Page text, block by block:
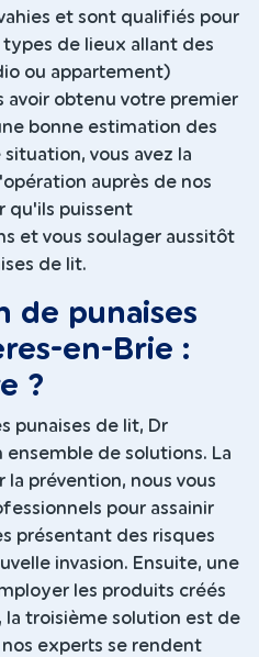
et sont qualifiés pour
de lieux allant des
ou appartement)
avoir obtenu votre premier
bonne estimation des
vous avez la
auprès de nos
qu'ils puissent
et vous soulager aussitôt
de lit.
de punaises
en-Brie :
?
punaises de lit, Dr
ensemble de solutions. La
prévention, nous vous
pour assainir
présentant des risques
invasion. Ensuite, une
les produits créés
la troisième solution est de
experts se rendent